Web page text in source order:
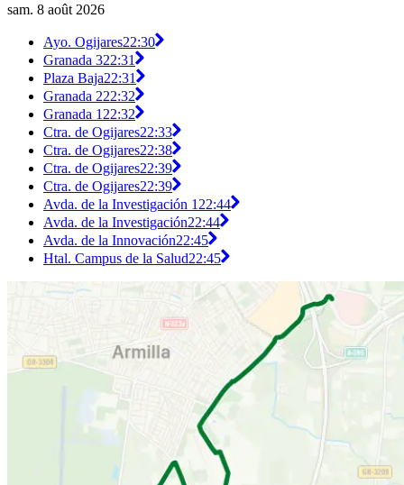
sam. 8 août 2026
Ayo. Ogijares22:30
Granada 322:31
Plaza Baja22:31
Granada 222:32
Granada 1 22:32
Ctra. de Ogijares22:33
Ctra. de Ogijares22:38
Ctra. de Ogijares22:39
Ctra. de Ogijares22:39
Avda. de la Investigación 1 22:44
Avda. de la Investigación22:44
Avda. de la Innovación22:45
Htal. Campus de la Salud22:45